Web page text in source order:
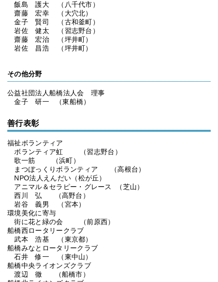
飯島 護大 （八千代市）
齋藤 宏幸 （大穴北）
金子 賢司 （古和釜町）
岩佐 健太 （習志野台）
齋藤 宏治 （坪井町）
岩佐 昌浩 （坪井町）
その他分野
公益社団法人船橋法人会 理事
金子 研一 （東船橋）
善行表彰
福祉ボランティア
ボランティア虹 （習志野台）
歌一筋 （浜町）
まつぼっくりボランティア （高根台）
NPO法人えんだい（松が丘）
アニマル＆セラピー・グレース （芝山）
西川 弘 （高野台）
岩谷 義男 （宮本）
環境美化に寄与
街に花と緑の会 （前原西）
船橋西ロータリークラブ
武本 浩基 （東京都）
船橋みなとロータリークラブ
石井 修一 （東中山）
船橋中央ライオンズクラブ
渡辺 徹 （船橋市）